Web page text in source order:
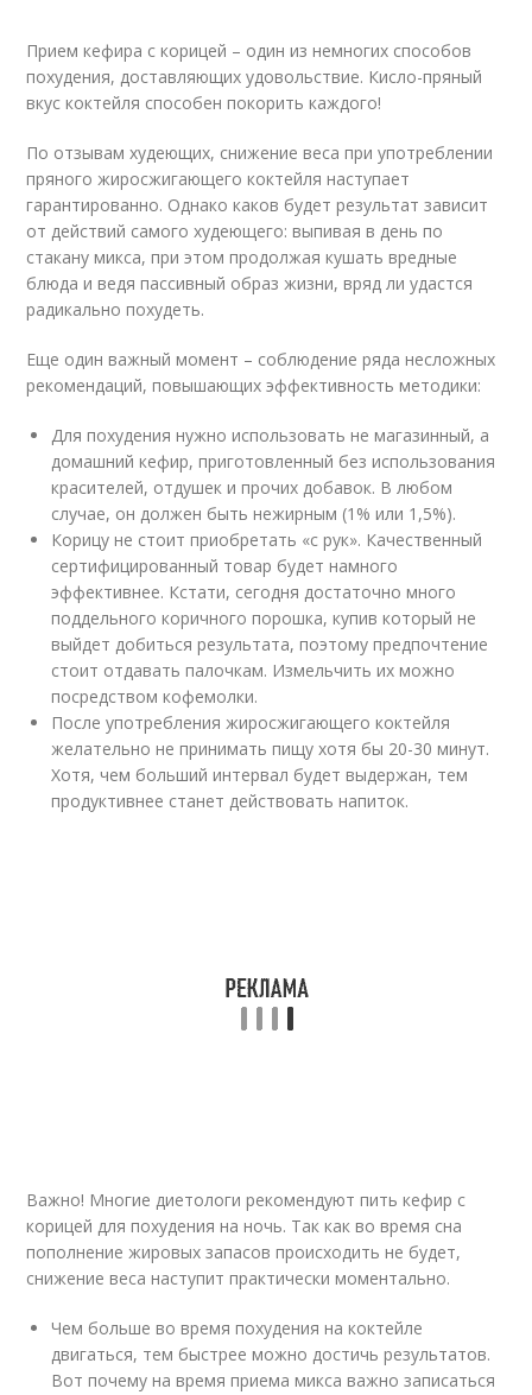
Прием кефира с корицей – один из немногих способов
похудения, доставляющих удовольствие. Кисло-пряный
вкус коктейля способен покорить каждого!
По отзывам худеющих, снижение веса при употреблении
пряного жиросжигающего коктейля наступает
гарантированно. Однако каков будет результат зависит
от действий самого худеющего: выпивая в день по
стакану микса, при этом продолжая кушать вредные
блюда и ведя пассивный образ жизни, вряд ли удастся
радикально похудеть.
Еще один важный момент – соблюдение ряда несложных
рекомендаций, повышающих эффективность методики:
Для похудения нужно использовать не магазинный, а
домашний кефир, приготовленный без использования
красителей, отдушек и прочих добавок. В любом
случае, он должен быть нежирным (1% или 1,5%).
Корицу не стоит приобретать «с рук». Качественный
сертифицированный товар будет намного
эффективнее. Кстати, сегодня достаточно много
поддельного коричного порошка, купив который не
выйдет добиться результата, поэтому предпочтение
стоит отдавать палочкам. Измельчить их можно
посредством кофемолки.
После употребления жиросжигающего коктейля
желательно не принимать пищу хотя бы 20-30 минут.
Хотя, чем больший интервал будет выдержан, тем
продуктивнее станет действовать напиток.
Важно! Многие диетологи рекомендуют пить кефир с
корицей для похудения на ночь. Так как во время сна
пополнение жировых запасов происходить не будет,
снижение веса наступит практически моментально.
Чем больше во время похудения на коктейле
двигаться, тем быстрее можно достичь результатов.
Вот почему на время приема микса важно записаться